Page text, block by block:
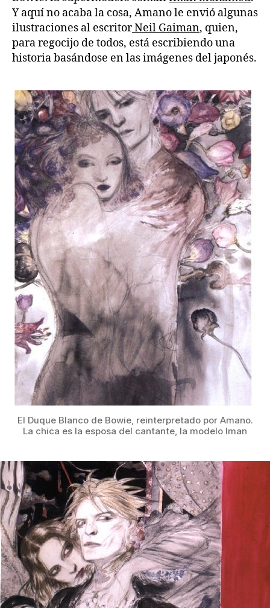
Y aquí no acaba la cosa, Amano le envió algunas
ilustraciones al escritorNeil Gaiman, quien,
para regocijo de todos, está escribiendo una
historia basándose en las imágenes del japonés.
El Duque Blanco de Bowie, reinterpretado por Amano.
La chica es la esposa del cantante, la modelo Iman